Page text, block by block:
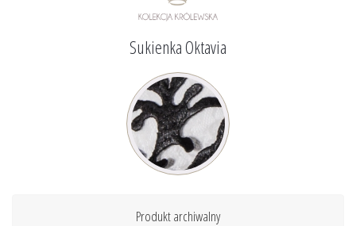
Sukienka Oktavia
Produkt archiwalny